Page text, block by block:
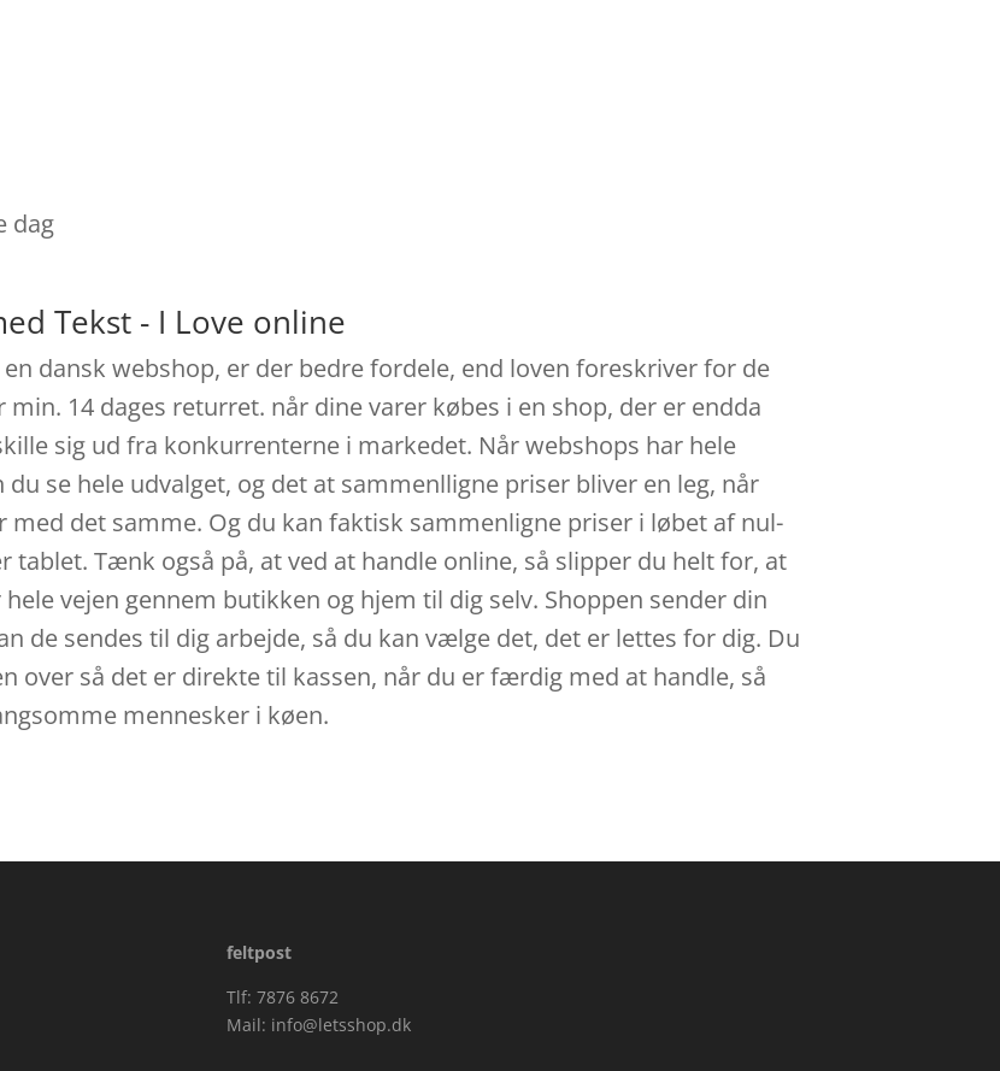
dag
Tekst - I Love online
dansk webshop, er der bedre fordele, end loven foreskriver for de
14 dages returret. når dine varer købes i en shop, der er endda
sig ud fra konkurrenterne i markedet. Når webshops har hele
se hele udvalget, og det at sammenlligne priser bliver en leg, når
det samme. Og du kan faktisk sammenligne priser i løbet af nul-
Tænk også på, at ved at handle online, så slipper du helt for, at
vejen gennem butikken og hjem til dig selv. Shoppen sender din
de sendes til dig arbejde, så du kan vælge det, det er lettes for dig. Du
over så det er direkte til kassen, når du er færdig med at handle, så
mennesker i køen.
feltpost
Tlf: 7876 8672
Mail: info@letsshop.dk